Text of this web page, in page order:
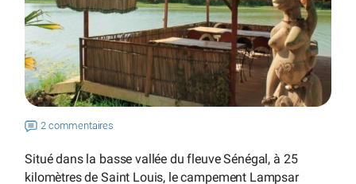
2 commentaires
Situé dans la basse vallée du fleuve Sénégal, à 25
kilomètres de Saint Louis, le campement Lampsar